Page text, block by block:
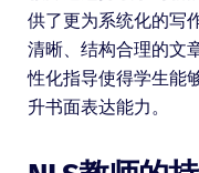
供了更为系统化的写
清晰、结构合理的文
性化指导使得学生能
升书面表达能力。